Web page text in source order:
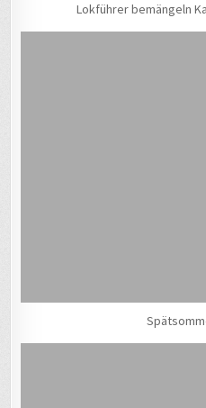
Lokführer bemängeln